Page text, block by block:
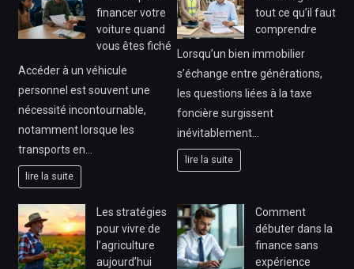
financer votre
voiture quand
vous êtes fiché
Accéder à un véhicule
personnel est souvent une
nécessité incontournable,
notamment lorsque les
transports en…
lire la suite
tout ce qu’il faut
comprendre
Lorsqu’un bien immobilier
s’échange entre générations,
les questions liées à la taxe
foncière surgissent
inévitablement…
lire la suite
Les stratégies
pour vivre de
l’agriculture
aujourd’hui
Comment
débuter dans la
finance sans
expérience